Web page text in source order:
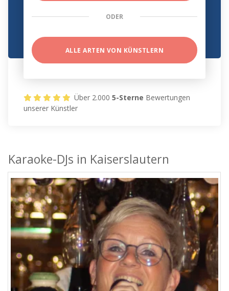
ODER
ALLE ARTEN VON KÜNSTLERN
Über 2.0005-Sterne Bewertungen
unserer Künstler
Karaoke-DJs in Kaiserslautern